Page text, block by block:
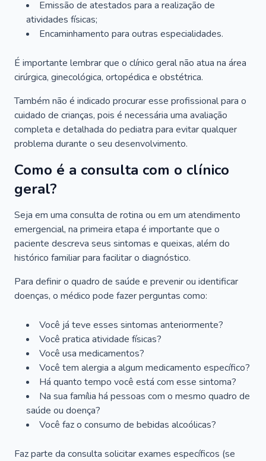
Emissão de atestados para a realização de
atividades físicas;
Encaminhamento para outras especialidades.
É importante lembrar que o clínico geral não atua na área
cirúrgica, ginecológica, ortopédica e obstétrica.
Também não é indicado procurar esse profissional para o
cuidado de crianças, pois é necessária uma avaliação
completa e detalhada do pediatra para evitar qualquer
problema durante o seu desenvolvimento.
Como é a consulta com o clínico
geral?
Seja em uma consulta de rotina ou em um atendimento
emergencial, na primeira etapa é importante que o
paciente descreva seus sintomas e queixas, além do
histórico familiar para facilitar o diagnóstico.
Para definir o quadro de saúde e prevenir ou identificar
doenças, o médico pode fazer perguntas como:
Você já teve esses sintomas anteriormente?
Você pratica atividade físicas?
Você usa medicamentos?
Você tem alergia a algum medicamento específico?
Há quanto tempo você está com esse sintoma?
Na sua família há pessoas com o mesmo quadro de
saúde ou doença?
Você faz o consumo de bebidas alcoólicas?
Faz parte da consulta solicitar exames específicos (se